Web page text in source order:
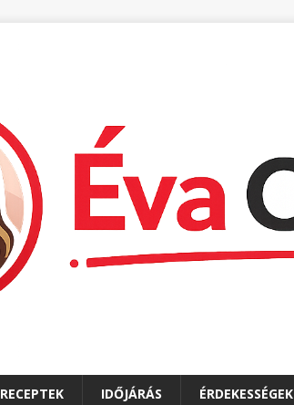
RECEPTEK IDŐJÁRÁS ÉRDEKESSÉGEK